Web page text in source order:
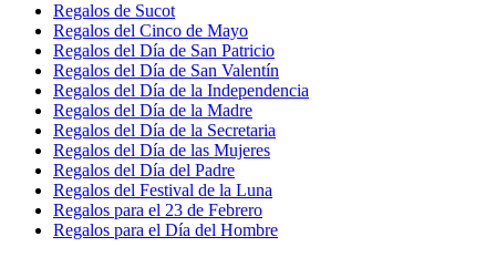
Regalos de Sucot
Regalos del Cinco de Mayo
Regalos del Día de San Patricio
Regalos del Día de San Valentín
Regalos del Día de la Independencia
Regalos del Día de la Madre
Regalos del Día de la Secretaria
Regalos del Día de las Mujeres
Regalos del Día del Padre
Regalos del Festival de la Luna
Regalos para el 23 de Febrero
Regalos para el Día del Hombre